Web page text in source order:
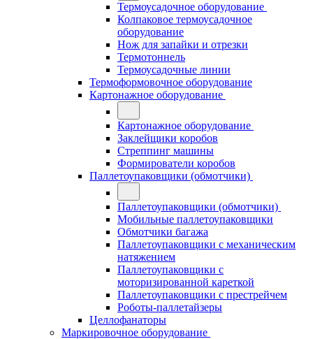
Термоусадочное оборудование
Колпаковое термоусадочное
оборудование
Нож для запайки и отрезки
Термотоннель
Термоусадочные линии
Термоформовочное оборудование
Картонажное оборудование
Картонажное оборудование
Заклейщики коробов
Стреппинг машины
Формирователи коробов
Паллетоупаковщики (обмотчики)
Паллетоупаковщики (обмотчики)
Мобильные паллетоупаковщики
Обмотчики багажа
Паллетоупаковщики с механическим
натяжением
Паллетоупаковщики с
моторизированной кареткой
Паллетоупаковщики с престрейчем
Роботы-паллетайзеры
Целлофанаторы
Маркировочное оборудование